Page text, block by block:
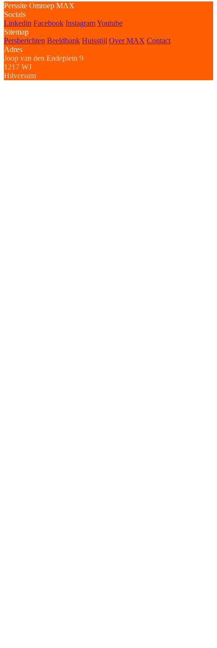
Perssite Omroep MAX
Socials
Linkedin Facebook InstagramYoutube
Sitemap
Persberichten Beeldbank Huisstijl Over MAX Contact
Adres
Joop van den Endeplein 9
1217 WJ
Hilversum